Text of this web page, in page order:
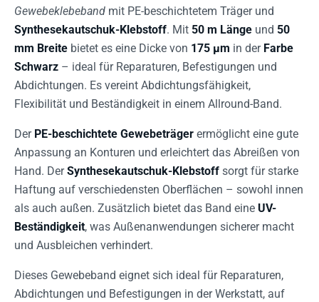
Gewebeklebeband mit PE-beschichtetem Träger und
Synthesekautschuk-Klebstoff. Mit 50 m Länge und 50
mm Breite bietet es eine Dicke von 175 µm in der Farbe
Schwarz – ideal für Reparaturen, Befestigungen und
Abdichtungen. Es vereint Abdichtungsfähigkeit,
Flexibilität und Beständigkeit in einem Allround-Band.
Der PE-beschichtete Gewebeträger ermöglicht eine gute
Anpassung an Konturen und erleichtert das Abreißen von
Hand. DerSynthesekautschuk-Klebstoff sorgt für starke
Haftung auf verschiedensten Oberflächen – sowohl innen
als auch außen. Zusätzlich bietet das Band eine UV-
Beständigkeit, was Außenanwendungen sicherer macht
und Ausbleichen verhindert.
Dieses Gewebeband eignet sich ideal für Reparaturen,
Abdichtungen und Befestigungen in der Werkstatt, auf